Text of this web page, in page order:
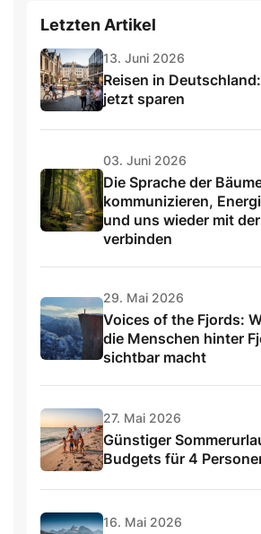
Letzten Artikel
13. Juni 2026
Reisen in
jetzt sparen
03. Juni 2026
Die Sprache der
kommunizieren,
und uns wieder mit
verbinden
29. Mai 2026
Voices of the Fjords:
die Menschen hinter
sichtbar macht
27. Mai 2026
Günstiger
Budgets für 4
16. Mai 2026